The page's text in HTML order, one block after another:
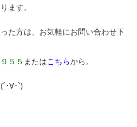
ます。
った方は、お気軽にお問い合わせ下
５５ またはこちらから。
･∀･`)